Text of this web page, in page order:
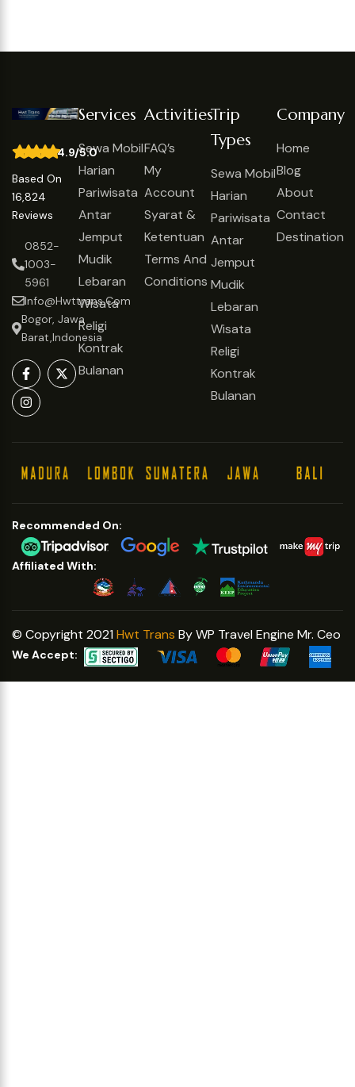
4.9/5.0
Based On
16,824
Reviews
0852-
1003-
5961
Info@hwttrans.com
Bogor, Jawa
Barat,Indonesia
Services
Sewa Mobil
Harian
Pariwisata
Antar
Jemput
Mudik
Lebaran
Wisata
Religi
Kontrak
Bulanan
Activities
FAQ’s
My
Account
Syarat &
Ketentuan
Terms And
Conditions
Trip
Types
Sewa Mobil
Harian
Pariwisata
Antar
Jemput
Mudik
Lebaran
Wisata
Religi
Kontrak
Bulanan
Company
Home
Blog
About
Contact
Destination
Recommended On:
Affiliated With:
© Copyright 2021 Hwt Trans By WP Travel Engine Mr. Ceo
We Accept: